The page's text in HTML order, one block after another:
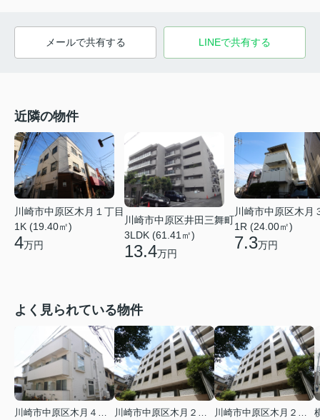
メールで共有する LINEで共有する
近隣の物件
川崎市中原区木月１丁目
1K (19.40㎡)
4万円
川崎市中原区井田三舞町
3LDK (61.41㎡)
13.4万円
川崎市中原区木月
1R (24.00㎡)
7.3万円
よく見られている物件
川崎市中原区木月４丁目
川崎市中原区木月２丁目
川崎市中原区木月２丁目